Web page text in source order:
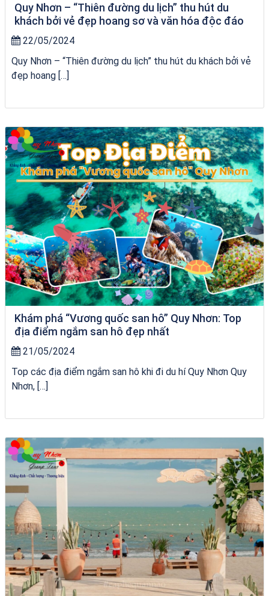
Quy Nhơn – “Thiên đường du lịch” thu hút du
khách bởi vẻ đẹp hoang sơ và văn hóa độc đáo
22/05/2024
Quy Nhơn – “Thiên đường du lịch” thu hút du khách bởi vẻ
đẹp hoang […]
Tour Quy Nhơn 3 Đảo
Khám phá “Vương quốc san hô” Quy Nhơn: Top
địa điểm ngắm san hô đẹp nhất
21/05/2024
Top các địa điểm ngắm san hô khi đi du hí Quy Nhơn Quy
Nhơn, […]
Tour Quy Nhơn 3 Đảo